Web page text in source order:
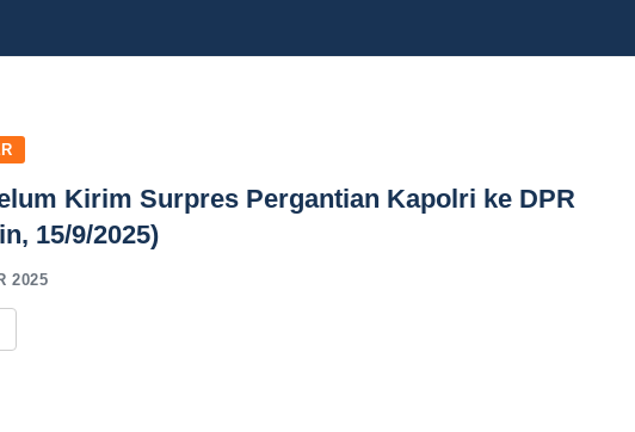
Kirim Surpres Pergantian Kapolri ke DPR
15/9/2025)
2025